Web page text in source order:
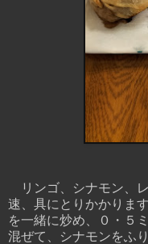
リンゴ、シナモン、
速、具にとりかかりま
を一緒に炒め、０・５
混ぜて、シナモンをふ